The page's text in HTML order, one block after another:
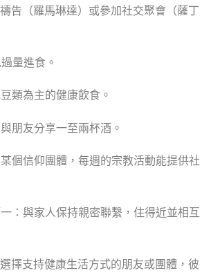
告（羅馬琳達）或參加社交聚會（薩丁
量進食。
類為主的健康飲食。
朋友分享一至兩杯酒。
個信仰團體，每週的宗教活動能提供社
：與家人保持親密聯繫，住得近並相互
擇支持健康生活方式的朋友或團體，彼